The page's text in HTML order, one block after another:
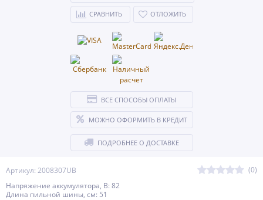
Артикул: 2008307UB
(0)
Напряжение аккумулятора, В: 82
Длина пильной шины, cм: 51
СРАВНИТЬ ОТЛОЖИТЬ
ВСЕ СПОСОБЫ ОПЛАТЫ
МОЖНО ОФОРМИТЬ В КРЕДИТ
ПОДРОБНЕЕ О ДОСТАВКЕ